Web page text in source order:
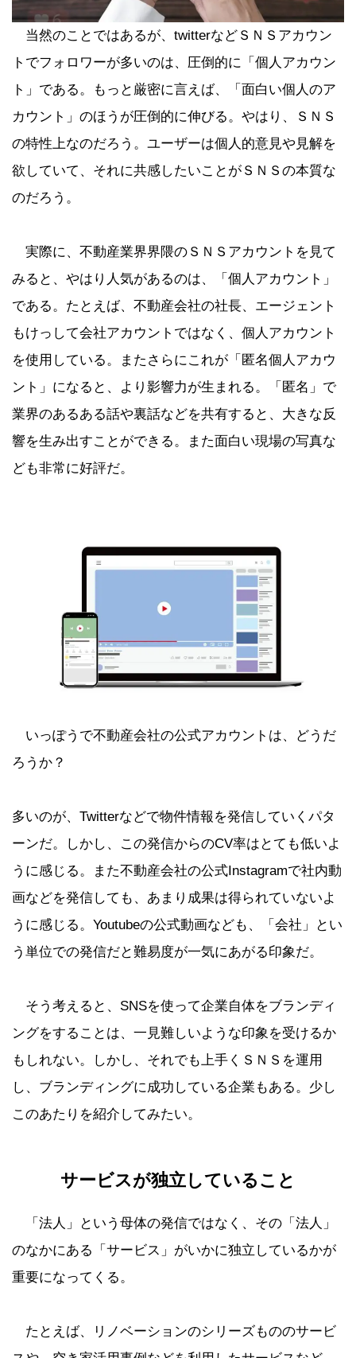
当然のことではあるが、twitterなどＳＮＳアカウン
トでフォロワーが多いのは、圧倒的に「個人アカウン
ト」である。もっと厳密に言えば、「面白い個人のア
カウント」のほうが圧倒的に伸びる。やはり、ＳＮＳ
の特性上なのだろう。ユーザーは個人的意見や見解を
欲していて、それに共感したいことがＳＮＳの本質な
のだろう。
実際に、不動産業界界隈のＳＮＳアカウントを見て
みると、やはり人気があるのは、「個人アカウント」
である。たとえば、不動産会社の社長、エージェント
もけっして会社アカウントではなく、個人アカウント
を使用している。またさらにこれが「匿名個人アカウ
ント」になると、より影響力が生まれる。「匿名」で
業界のあるある話や裏話などを共有すると、大きな反
響を生み出すことができる。また面白い現場の写真な
ども非常に好評だ。
いっぽうで不動産会社の公式アカウントは、どうだ
ろうか？
多いのが、Twitterなどで物件情報を発信していくパタ
ーンだ。しかし、この発信からのCV率はとても低いよ
うに感じる。また不動産会社の公式Instagramで社内動
画などを発信しても、あまり成果は得られていないよ
うに感じる。Youtubeの公式動画なども、「会社」とい
う単位での発信だと難易度が一気にあがる印象だ。
そう考えると、SNSを使って企業自体をブランディ
ングをすることは、一見難しいような印象を受けるか
もしれない。しかし、それでも上手くＳＮＳを運用
し、ブランディングに成功している企業もある。少し
このあたりを紹介してみたい。
サービスが独立していること
「法人」という母体の発信ではなく、その「法人」
のなかにある「サービス」がいかに独立しているかが
重要になってくる。
たとえば、リノベーションのシリーズもののサービ